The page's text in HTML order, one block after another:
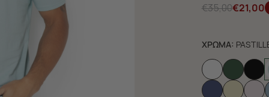
€35,00€21,00
ΧΡΩΜΑ: